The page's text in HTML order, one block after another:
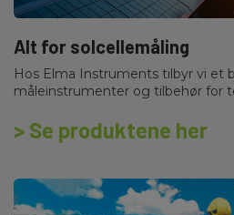
Alt for solcellemåling
Hos Elma Instruments tilbyr vi et
måleinstrumenter og tilbehør for
> Se produktene her